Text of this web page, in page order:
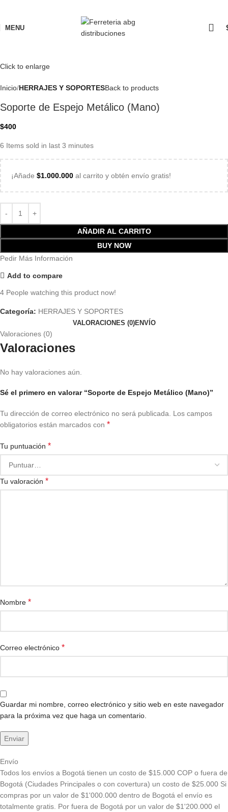
MENU
Click to enlarge
Inicio HERRAJES Y SOPORTESBack to products
Soporte de Espejo Metálico (Mano)
$400
6 Items sold in last 3 minutes
¡Añade $1.000.000 al carrito y obtén envío gratis!
AÑADIR AL CARRITO
BUY NOW
Pedir Más Información
Add to compare
4 People watching this product now!
Categoría: HERRAJES Y SOPORTES
VALORACIONES (0)ENVÍO
Valoraciones (0)
Valoraciones
No hay valoraciones aún.
Sé el primero en valorar “Soporte de Espejo Metálico (Mano)”
Tu dirección de correo electrónico no será publicada. Los campos
obligatorios están marcados con *
Tu puntuación *
Tu valoración *
Nombre *
Correo electrónico *
Guardar mi nombre, correo electrónico y sitio web en este navegador
para la próxima vez que haga un comentario.
Envío
Todos los envíos a Bogotá tienen un costo de $15.000 COP o fuera de
Bogotá (Ciudades Principales o con covertura) un costo de $25.000 Si
compras por un valor de $1'000.000 dentro de Bogotá el envío es
totalmente gratis. Por fuera de Bogotá por un valor de $1'200.000 el